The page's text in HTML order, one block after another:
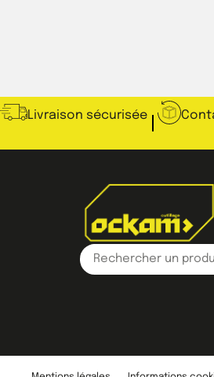
Livraison sécurisée